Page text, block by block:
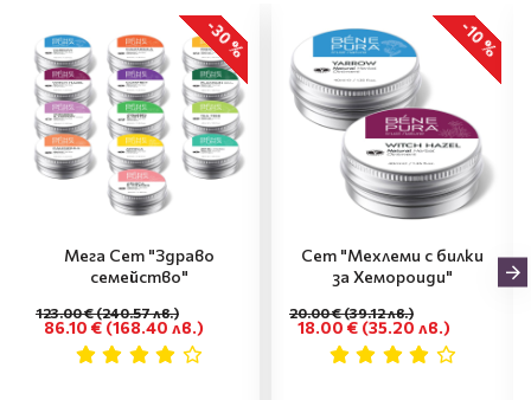
-30 %
Мега Сет "Здраво
семейство"
86.10 € (168.40 лв.)
123.00 €(240.57 лв.)
-10 %
Сет "Мехлеми с билки
за Хемороиди"
18.00 € (35.20 лв.)
20.00 €(39.12 лв.)